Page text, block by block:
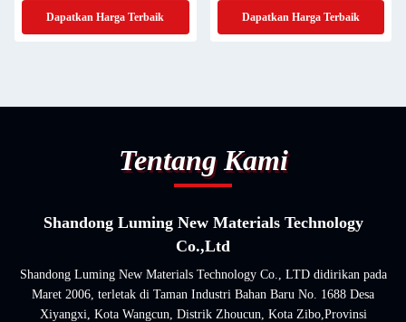
Dapatkan Harga Terbaik Dapatkan Harga Terbaik
Tentang Kami
Shandong Luming New Materials Technology
Co.,Ltd
Shandong Luming New Materials Technology Co., LTD didirikan pada
Maret 2006, terletak di Taman Industri Bahan Baru No. 1688 Desa
Xiyangxi, Kota Wangcun, Distrik Zhoucun, Kota Zibo,Provinsi